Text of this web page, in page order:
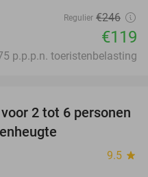
Regulier €246
€119
p.p.p.n. toeristenbelasting
15%
2 tot 6 personen
9.5 star